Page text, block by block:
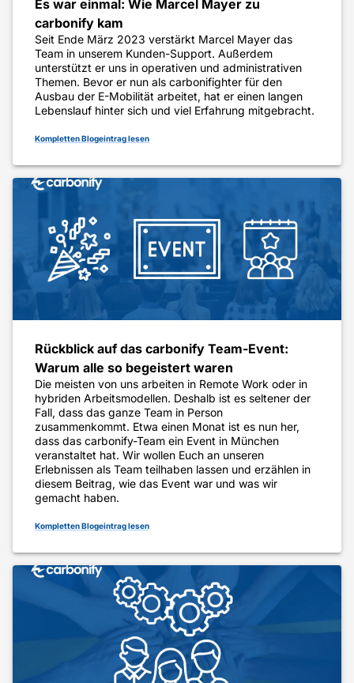
Es war einmal: Wie Marcel Mayer zu
carbonify kam
Seit Ende März 2023 verstärkt Marcel Mayer das
Team in unserem Kunden-Support. Außerdem
unterstützt er uns in operativen und administrativen
Themen. Bevor er nun als carbonifighter für den
Ausbau der E-Mobilität arbeitet, hat er einen langen
Lebenslauf hinter sich und viel Erfahrung mitgebracht.
Kompletten Blogeintrag lesen
Rückblick auf das carbonify Team-Event:
Warum alle so begeistert waren
Die meisten von uns arbeiten in Remote Work oder in
hybriden Arbeitsmodellen. Deshalb ist es seltener der
Fall, dass das ganze Team in Person
zusammenkommt. Etwa einen Monat ist es nun her,
dass das carbonify-Team ein Event in München
veranstaltet hat. Wir wollen Euch an unseren
Erlebnissen als Team teilhaben lassen und erzählen in
diesem Beitrag, wie das Event war und was wir
gemacht haben.
Kompletten Blogeintrag lesen